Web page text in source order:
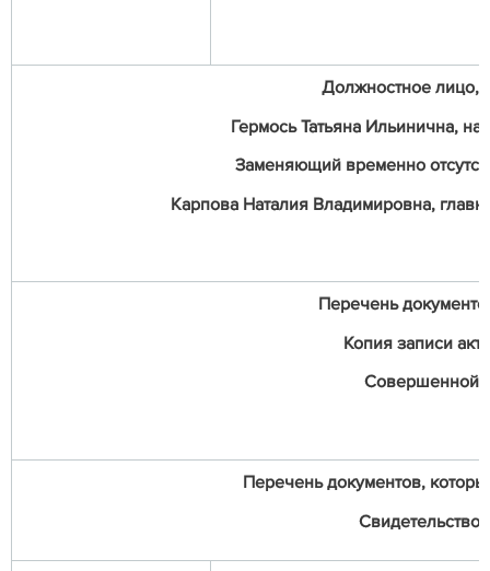
Должностное лицо,
Гермось Татьяна Ильинична,
Заменяющий временно
Карпова Наталия Владимировна,
Перечень
Копия записи
Совершенной
Перечень документов,
Свидетельство